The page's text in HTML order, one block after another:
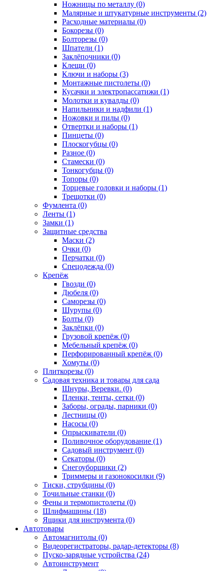
Ножницы по металлу (0)
Малярные и штукатурные инструменты (2)
Расходные материалы (0)
Бокорезы (0)
Болторезы (0)
Шпатели (1)
Заклёпочники (0)
Клещи (0)
Ключи и наборы (3)
Монтажные пистолеты (0)
Кусачки и электропассатижи (1)
Молотки и кувалды (0)
Напильники и надфили (1)
Ножовки и пилы (0)
Отвертки и наборы (1)
Пинцеты (0)
Плоскогубцы (0)
Разное (0)
Стамески (0)
Тонкогубцы (0)
Топоры (0)
Торцевые головки и наборы (1)
Трещотки (0)
Фумлента (0)
Ленты (1)
Замки (1)
Защитные средства
Маски (2)
Очки (0)
Перчатки (0)
Спецодежда (0)
Крепёж
Гвозди (0)
Дюбеля (0)
Саморезы (0)
Шурупы (0)
Болты (0)
Заклёпки (0)
Грузовой крепёж (0)
Мебельный крепёж (0)
Перфорированный крепёж (0)
Хомуты (0)
Плиткорезы (0)
Садовая техника и товары для сада
Шнуры, Веревки. (0)
Пленки, тенты, сетки (0)
Заборы, ограды, парники (0)
Лестницы (0)
Насосы (0)
Опрыскиватели (0)
Поливочное оборудование (1)
Садовый инструмент (0)
Секаторы (0)
Снегоуборщики (2)
Триммеры и газонокосилки (9)
Тиски, струбцины (0)
Точильные станки (0)
Фены и термопистолеты (0)
Шлифмашины (18)
Ящики для инструмента (0)
Автотовары
Автомагнитолы (0)
Видеорегистраторы, радар-детекторы (8)
Пуско-зарядные устройства (24)
Автоинструмент